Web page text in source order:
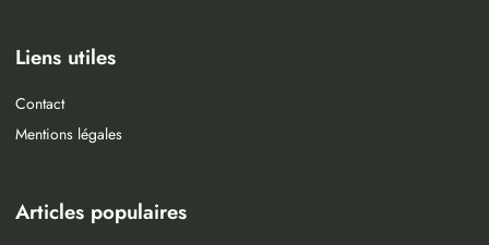
Liens utiles
Contact
Mentions légales
Articles populaires